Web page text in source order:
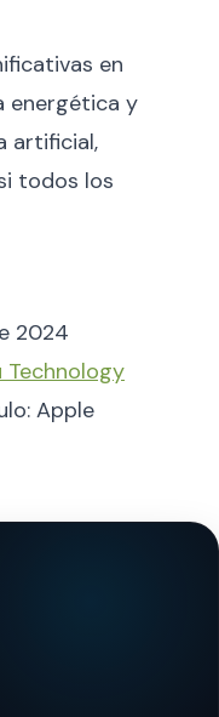
en
energética y
artificial,
todos los
2024
Technology
Apple